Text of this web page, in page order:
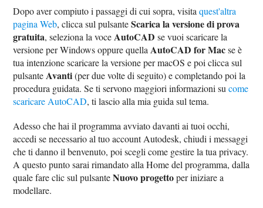
Dopo aver compiuto i passaggi di cui sopra, visitaquest'altra
pagina Web, clicca sul pulsanteScarica la versione di prova
gratuita, seleziona la voce AutoCAD se vuoi scaricare la
versione per Windows oppure quella AutoCAD for Macse è
tua intenzione scaricare la versione per macOS e poi clicca sul
pulsante Avanti(per due volte di seguito) e completando poi la
procedura guidata. Se ti servono maggiori informazioni sucome
scaricare AutoCAD, ti lascio alla mia guida sul tema.
Adesso che hai il programma avviato davanti ai tuoi occhi,
accedi se necessario al tuo account Autodesk, chiudi i messaggi
che ti danno il benvenuto, poi scegli come gestire la tua privacy.
A questo punto sarai rimandato alla Home del programma, dalla
quale fare clic sul pulsanteNuovo progettoper iniziare a
modellare.